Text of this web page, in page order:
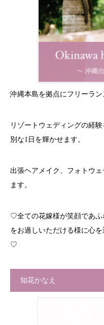
沖縄本島を拠点にフリーラン
リゾートウェディングの経
別な1日を輝かせます。
出張ヘアメイク、フォトウ
ます。
♡全ての花嫁様が笑顔であふ
をお過しいただける様に心
♡
知花かなえ